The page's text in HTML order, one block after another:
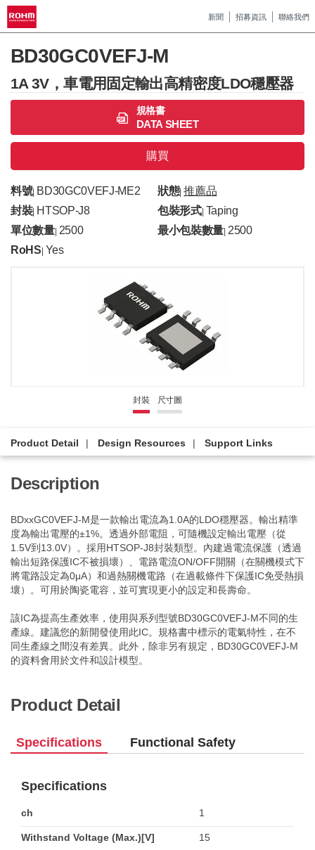
新聞 招募資訊 聯絡我們
BD30GC0VEFJ-M
1A 3V，車電用固定輸出高精密度LDO穩壓器
規格書
DATA SHEET
購買
料號| BD30GC0VEFJ-ME2 狀態|推薦品
封裝| HTSOP-J8 包裝形式| Taping
單位數量| 2500 最小包裝數量 |2500
RoHS Yes
封裝 尺寸圖
Product Detail Design Resources Support Links
Description
BDxxGC0VEFJ-M是一款輸出電流為1.0A的LDO穩壓器。輸出精準
度為輸出電壓的±1%。透過外部電阻，可隨機設定輸出電壓（從
1.5V到13.0V）。採用HTSOP-J8封裝類型。內建過電流保護（透過
輸出短路保護IC不被損壞）、電路電流ON/OFF開關（在關機模式下
將電路設定為0μA）和過熱關機電路（在過載條件下保護IC免受熱損
壞）。可用於陶瓷電容，並可實現更小的設定和長壽命。
該IC為提高生產效率，使用與系列型號BD30GC0VEFJ-M不同的生
產線。建議您的新開發使用此IC。規格書中標示的電氣特性，在不
同生產線之間沒有差異。此外，除非另有規定，BD30GC0VEFJ-M
的資料會用於文件和設計模型。
Product Detail
Specifications Functional Safety
Specifications
ch 1
Withstand Voltage (Max.)[V] 15